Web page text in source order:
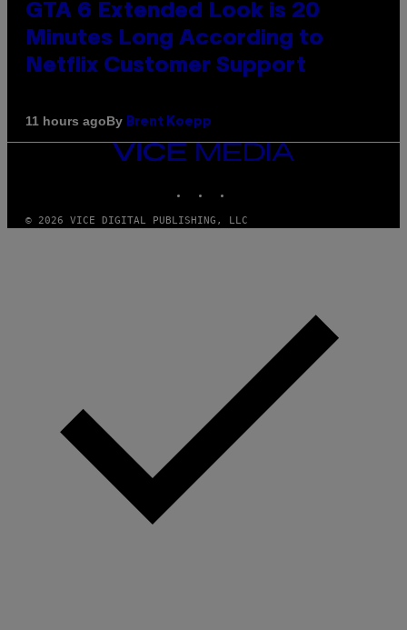
GTA 6 Extended Look is 20
Minutes Long According to
Netflix Customer Support
11 hours agoBy Brent Koepp
VICE
MEDIA
© 2026 VICE DIGITAL PUBLISHING, LLC